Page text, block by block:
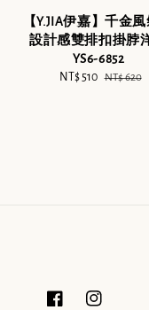
【Y.JIA伊嘉】千金
設計感雙排扣掛脖
YS6-6852
Sale
NT$ 510 Regular
NT$ 620